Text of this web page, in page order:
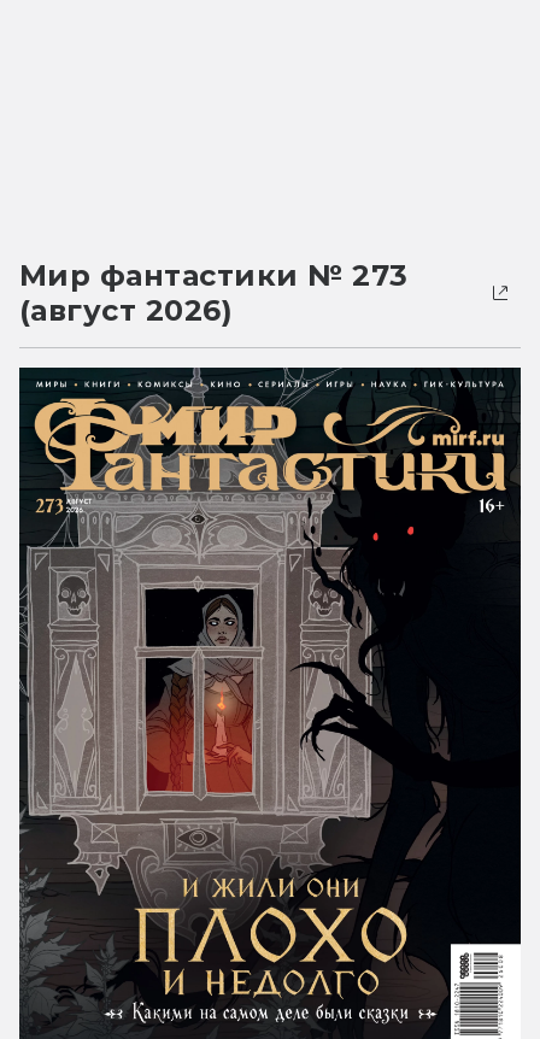
Мир фантастики № 273
(август 2026)